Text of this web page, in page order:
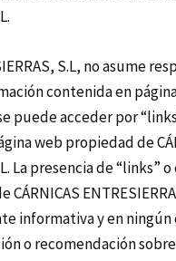
S.L, no asume
contenida en
puede acceder por
web propiedad de
La presencia de “links”
CÁRNICAS
informativa y en ningún
o recomendación